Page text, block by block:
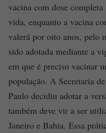
vacina com dose
vida, enquanto a vacina
valerá por oito anos, pelo
sido adotada mediante a
em que é preciso vacinar
população. A Secretaria de
Paulo decidiu adotar a
também deve vir a ser
Janeiro e Bahia. Essa